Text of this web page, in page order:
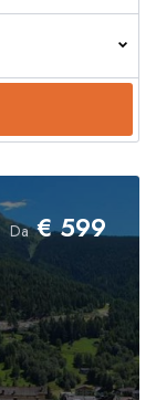
Da €599